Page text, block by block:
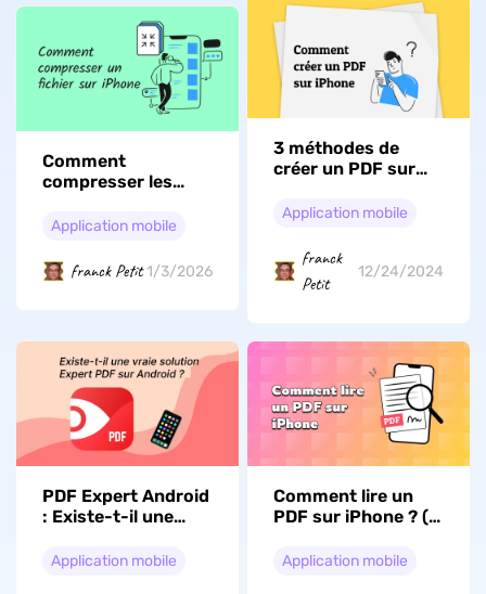
Comment
compresser les
et iPad en 2026
Application mobile
franck Petit 1/3/2026
3 méthodes de
créer un PDF sur
avec iOS 26)
Application mobile
franck
Petit
12/24/2024
PDF Expert Android
: Existe-t-il une
expert PDF sur
Application mobile
Comment lire un
PDF sur iPhone ? (4
éprouvées)
Application mobile